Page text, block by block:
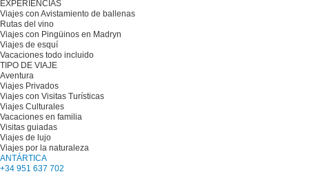
EXPERIENCIAS
Viajes con Avistamiento de ballenas
Rutas del vino
Viajes con Pingüinos en Madryn
Viajes de esquí
Vacaciones todo incluido
TIPO DE VIAJE
Aventura
Viajes Privados
Viajes con Visitas Turísticas
Viajes Culturales
Vacaciones en familia
Visitas guiadas
Viajes de lujo
Viajes por la naturaleza
ANTÁRTICA
+34 951 637 702